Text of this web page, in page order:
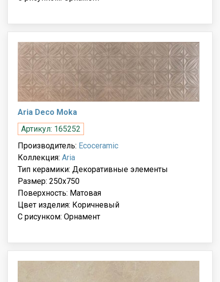
Aria Deco Moka
Артикул: 165252
Производитель: Ecoceramic
Коллекция: Aria
Тип керамики: Декоративные элементы
Размер: 250x750
Поверхность: Матовая
Цвет изделия: Коричневый
С рисунком: Орнамент